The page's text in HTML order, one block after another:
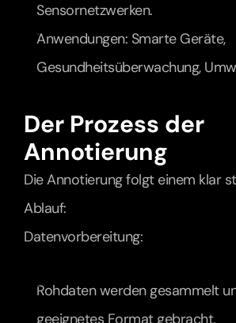
Sensornetzwerken.
Anwendungen: Smarte Geräte,
Gesundheitsüberwachung,
Der Prozess der
Annotierung
Die Annotierung folgt einem klar
Ablauf:
Datenvorbereitung:
Rohdaten werden gesammelt
geeignetes Format gebracht.